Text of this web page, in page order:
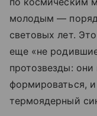
молодым —
световых лет.
еще «не
протозвезды:
формироваться,
термоядерный